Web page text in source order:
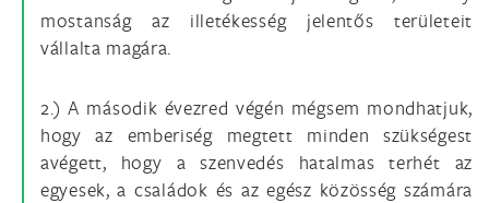
mostanság az illetékesség jelentős területeit
vállalta magára.
2.) A második évezred végén mégsem mondhatjuk,
hogy az emberiség megtett minden szükségest
avégett, hogy a szenvedés hatalmas terhét az
egyesek, a családok és az egész közösség számára